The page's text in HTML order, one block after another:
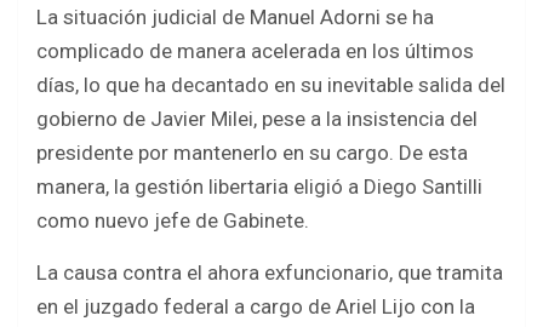
ce
b
o
o
k
tt
er
at
s
A
p
p
ar
e
La situación judicial de Manuel Adorni se ha
complicado de manera acelerada en los últimos
días, lo que ha decantado en su inevitable salida del
gobierno de Javier Milei, pese a la insistencia del
presidente por mantenerlo en su cargo. De esta
manera, la gestión libertaria eligió a Diego Santilli
como nuevo jefe de Gabinete.
La causa contra el ahora exfuncionario, que tramita
en el juzgado federal a cargo de Ariel Lijo con la